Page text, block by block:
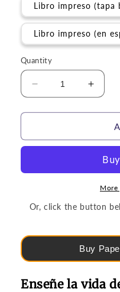
Libro impreso (tapa
Libro impreso (en
Quantity
Decrease
quantity
for
|
de
lecciones
(grados
6)
for
|
de
6)
More
Or, click the button
Buy
Enseñe la vida